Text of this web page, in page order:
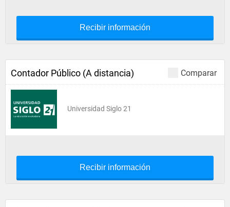
Recibir información
Comparar
Contador Público (A distancia)
Universidad Siglo 21
Recibir información